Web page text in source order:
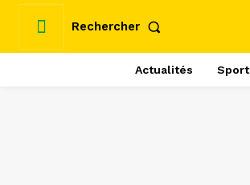
Rechercher
Actualités Sport